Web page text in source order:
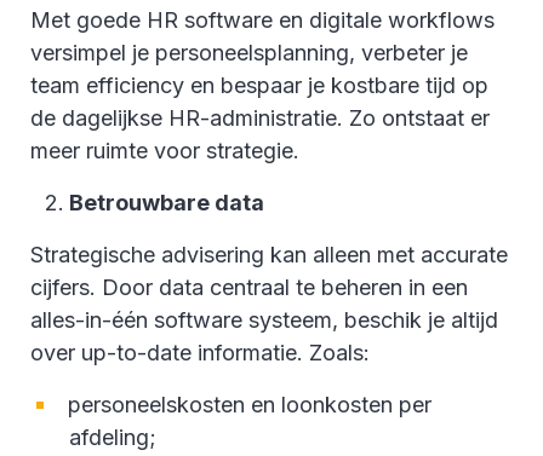
Met goede HR software en digitale workflows
versimpel je personeelsplanning, verbeter je
team efficiency en bespaar je kostbare tijd op
de dagelijkse HR-administratie. Zo ontstaat er
meer ruimte voor strategie.
Betrouwbare data
Strategische advisering kan alleen met accurate
cijfers. Door data centraal te beheren in een
alles-in-één software systeem, beschik je altijd
over up-to-date informatie. Zoals:
personeelskosten en loonkosten per
afdeling;